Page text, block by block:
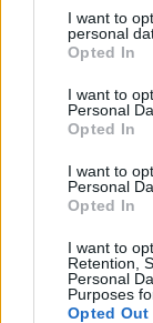
not limited to
grant or deny
use your data
consent section.
I want to
personal
Opted In
I want to
Personal
Opted In
I want to
Personal
Opted In
I want to
Retention,
Personal
Purposes
Opted Out